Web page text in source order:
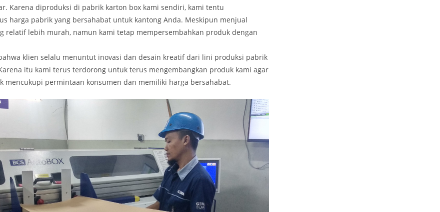
Karena diproduksi di pabrik karton box kami sendiri, kami tentu
harga pabrik yang bersahabat untuk kantong Anda. Meskipun menjual
relatif lebih murah, namun kami tetap mempersembahkan produk dengan
klien selalu menuntut inovasi dan desain kreatif dari lini produksi pabrik
itu kami terus terdorong untuk terus mengembangkan produk kami agar
mencukupi permintaan konsumen dan memiliki harga bersahabat.